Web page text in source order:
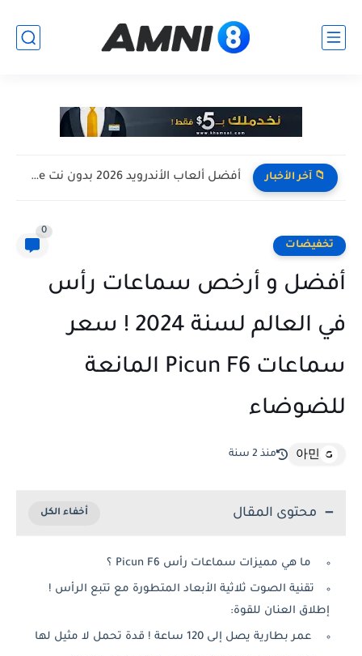
📁 آخر الأخبار أفضل ألعاب الأندرويد 2026 بدون نت Offline للأجهزة الضعيفة
تخفيضات
0
أفضل و أرخص سماعات رأس
في العالم لسنة 2024 ! سعر
سماعات Picun F6 المانعة
للضوضاء
아민 منذ 2 سنة
محتوى المقال
ما هي مميزات سماعات رأس Picun F6 ؟
تقنية الصوت ثلاثية الأبعاد المتطورة مع تتبع الرأس !
إطلاق العنان للقوة:
عمر بطارية يصل إلى 120 ساعة ! قدة تحمل لا مثيل لها